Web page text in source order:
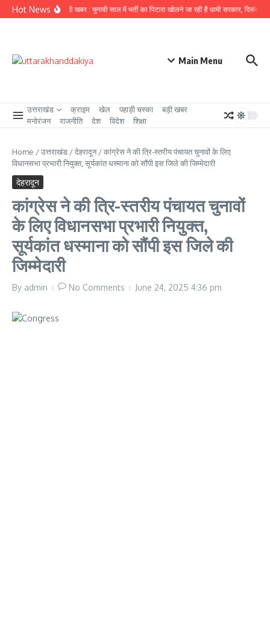
Skip to content
Hot News
उत्तराखंड से बड़ी खबर : चुनावी साल में भर्ती का पिटारा खोलने जा रही है धामी सरकार, दिसंबर से
Main Menu
उत्तराखंड क्राइम खेल पहाड़ी चस्का
बड़ी खबर
मनोरंजन
राजनीति देश विदेश शिक्षा
Home /उत्तराखंड /देहरादून/कांग्रेस ने की त्रि-स्तरीय पंचायत चुनावों के लिए
विधानसभा प्रभारी नियुक्त, सूर्यकांत धस्माना को सौंपी इस जिले की जिम्मेदारी
देहरादून
कांग्रेस ने की त्रि-स्तरीय पंचायत चुनावों
के लिए विधानसभा प्रभारी नियुक्त,
सूर्यकांत धस्माना को सौंपी इस जिले की
जिम्मेदारी
By admin No Comments June 24, 2025 4:36 pm